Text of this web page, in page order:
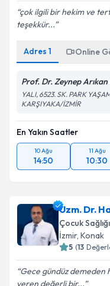
çok ilgili bir hekim ve
teşekkür...
Adres 1 Online
Prof. Dr. Zeynep
YALI, 6523. SK. PARK
KARŞIYAKA/İZMİR
En Yakın Saatler
10 Ağu
14:50
11 Ağu
10:30
Uzm. Dr.
Çocuk
İzmir, Konak
5 (13
Gece gündüz demeden
veren değerli bir...